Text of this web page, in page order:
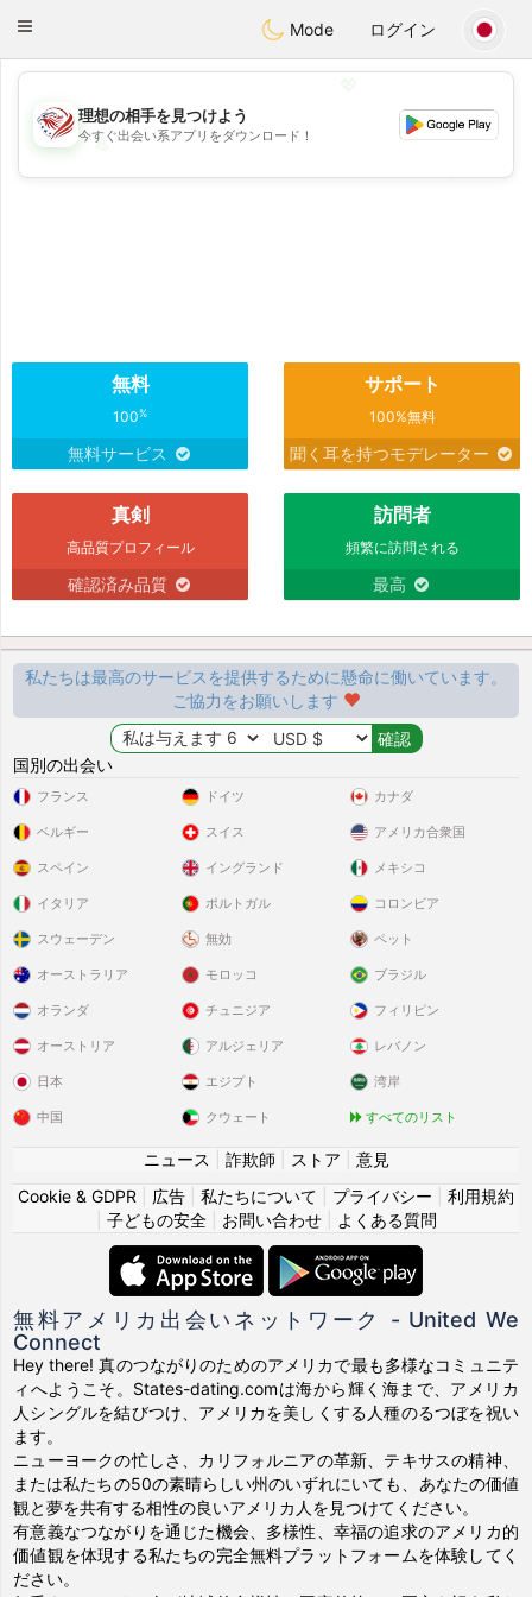
StatesDating
Toggle
Mode ログイン
💖
💕
理想の相手を見つけよう
今すぐ出会い系アプリをダウンロード！
無料
100%
無料サービス
サポート
100%無料
聞く耳を持つモデレーター
真剣
高品質プロフィール
確認済み品質
訪問者
頻繁に訪問される
最高
私たちは最高のサービスを提供するために懸命に働いています。
ご協力をお願いします
国別の出会い
フランス
ベルギー
スペイン
イタリア
スウェーデン
ドイツ
スイス
イングランド
ポルトガル
無効
カナダ
アメリカ合衆国
メキシコ
コロンビア
ペット
オーストラリア
オランダ
オーストリア
日本
中国
モロッコ
チュニジア
アルジェリア
エジプト
クウェート
ブラジル
フィリピン
レバノン
湾岸
すべてのリスト
ニュース 詐欺師 ストア
意見
Cookie & GDPR
広告 私たちについて プライバシー
利用規約
子どもの安全| お問い合わせ| よくある質問
無料アメリカ出会いネットワーク - United We
Connect
Hey there! 真のつながりのためのアメリカで最も多様なコミュニテ
ィへようこそ。States-dating.comは海から輝く海まで、アメリカ
人シングルを結びつけ、アメリカを美しくする人種のるつぼを祝い
ます。
ニューヨークの忙しさ、カリフォルニアの革新、テキサスの精神、
または私たちの50の素晴らしい州のいずれにいても、あなたの価値
観と夢を共有する相性の良いアメリカ人を見つけてください。
有意義なつながりを通じた機会、多様性、幸福の追求のアメリカ的
価値観を体現する私たちの完全無料プラットフォームを体験してく
ださい。